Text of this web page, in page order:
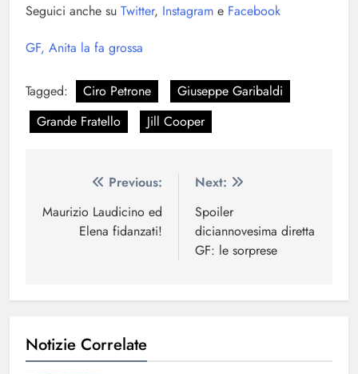
Seguici anche su Twitter, Instagram e Facebook
GF, Anita la fa grossa
Tagged: Ciro Petrone
Giuseppe Garibaldi
Grande Fratello
Jill Cooper
Navigazione
articoli
Previous:
Maurizio Laudicino ed
Elena fidanzati!
Next:
Spoiler
diciannovesima diretta
GF: le sorprese
Notizie Correlate